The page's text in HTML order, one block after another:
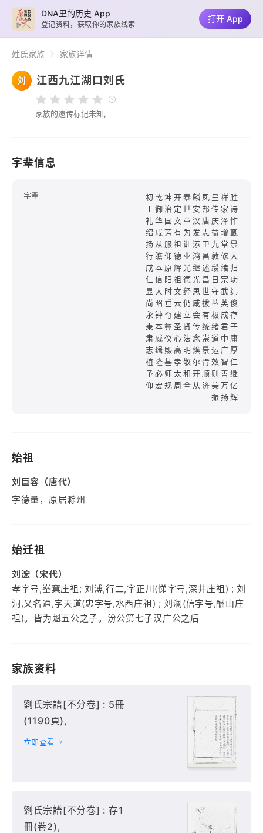
姓氏家族 家族详情
刘 江西九江湖口刘氏
家族的遗传标记未知,
字辈信息
字辈
初乾坤开泰麟凤呈祥胜
王御治定世安邦传家诗
礼华国文章汉唐庆泽怍
绍咸芳有为发志益增觐
扬从服祖训添卫九常景
行瞻仰德业鸿昌敦修大
成本原辉光继述缵绪归
仁信阳祖德光昌日宗功
显大时文经思世守武纬
尚昭垂云仍咸拔萃英俊
永钟奇建立会有极成存
秉本彝圣贤传统绪君子
肃威仪心法念崇道中庸
志缉熙高明焕景运广厚
植隆基孝敬尔胥效智仁
予必师太和开顺则善继
仰宏规周全从济美万亿
振扬辉
始祖
刘巨容（唐代）
字德量，原居滁州
始迁祖
刘浤（宋代）
孝字号,峯窠庄祖; 刘溥,行二,字正川(悌字号,深井庄祖) ; 刘
洞,又名通,字天道(忠字号,水西庄祖) ; 刘澜(信字号,酬山庄
祖)。皆为魁五公之子。汾公第七子汉广公之后
家族资料
劉氏宗譜[不分卷] : 5冊
(1190頁),
立即查看
劉氏宗譜[不分卷] : 存1
冊(卷2),
DNA里的历史 App
登记资料，获取你的家族线索
打开 App